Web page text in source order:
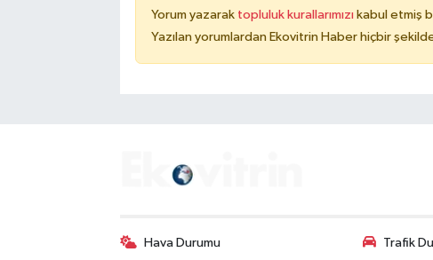
Yorum yazarak topluluk kurallarımızı kabul etmiş
Yazılan yorumlardan Ekovitrin Haber hiçbir
Hava Durumu Trafik